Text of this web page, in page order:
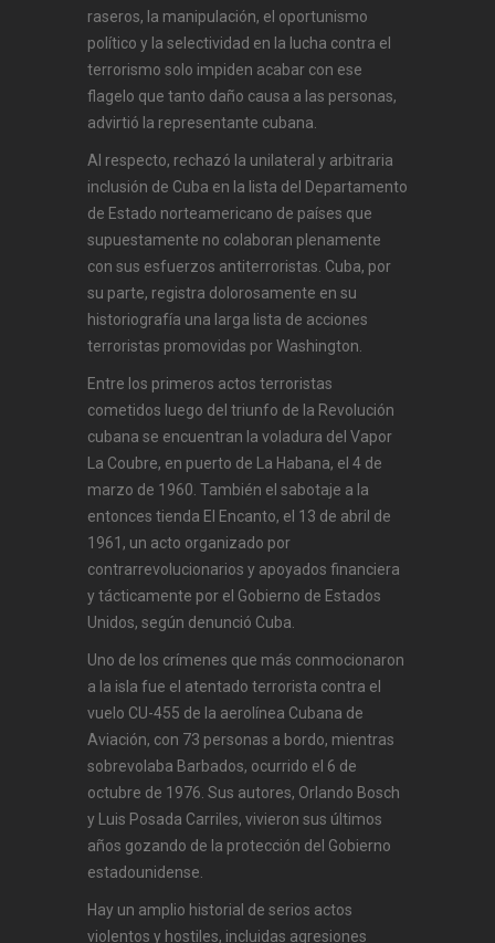
raseros, la manipulación, el oportunismo
político y la selectividad en la lucha contra el
terrorismo solo impiden acabar con ese
flagelo que tanto daño causa a las personas,
advirtió la representante cubana.
Al respecto, rechazó la unilateral y arbitraria
inclusión de Cuba en la lista del Departamento
de Estado norteamericano de países que
supuestamente no colaboran plenamente
con sus esfuerzos antiterroristas. Cuba, por
su parte, registra dolorosamente en su
historiografía una larga lista de acciones
terroristas promovidas por Washington.
Entre los primeros actos terroristas
cometidos luego del triunfo de la Revolución
cubana se encuentran la voladura del Vapor
La Coubre, en puerto de La Habana, el 4 de
marzo de 1960. También el sabotaje a la
entonces tienda El Encanto, el 13 de abril de
1961, un acto organizado por
contrarrevolucionarios y apoyados financiera
y tácticamente por el Gobierno de Estados
Unidos, según denunció Cuba.
Uno de los crímenes que más conmocionaron
a la isla fue el atentado terrorista contra el
vuelo CU-455 de la aerolínea Cubana de
Aviación, con 73 personas a bordo, mientras
sobrevolaba Barbados, ocurrido el 6 de
octubre de 1976. Sus autores, Orlando Bosch
y Luis Posada Carriles, vivieron sus últimos
años gozando de la protección del Gobierno
estadounidense.
Hay un amplio historial de serios actos
violentos y hostiles, incluidas agresiones